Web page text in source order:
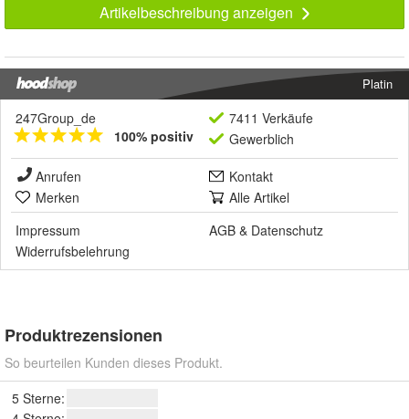
Artikelbeschreibung anzeigen
Platin
247Group_de
100% positiv
7411 Verkäufe
Gewerblich
Anrufen
Kontakt
Merken
Alle Artikel
Impressum
AGB & Datenschutz
Widerrufsbelehrung
Produktrezensionen
So beurteilen Kunden dieses Produkt.
5 Sterne: